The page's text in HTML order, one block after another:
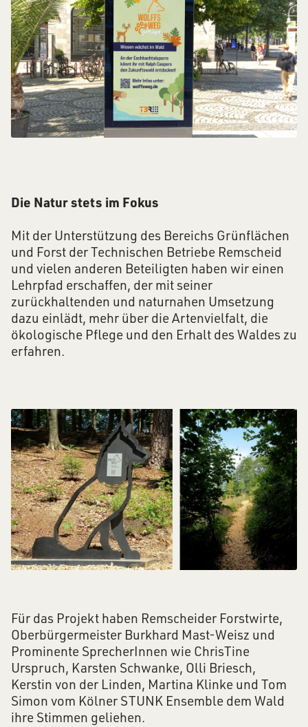
Die Natur stets im Fokus
Mit der Unterstützung des Bereichs Grünflächen
und Forst der Technischen Betriebe Remscheid
und vielen anderen Beteiligten haben wir einen
Lehrpfad erschaffen, der mit seiner
zurückhaltenden und naturnahen Umsetzung
dazu einlädt, mehr über die Artenvielfalt, die
ökologische Pflege und den Erhalt des Waldes zu
erfahren.
Für das Projekt haben Remscheider Forstwirte,
Oberbürgermeister Burkhard Mast-Weisz und
Prominente SprecherInnen wie ChrisTine
Urspruch, Karsten Schwanke, Olli Briesch,
Kerstin von der Linden, Martina Klinke und Tom
Simon vom Kölner STUNK Ensemble dem Wald
ihre Stimmen geliehen.